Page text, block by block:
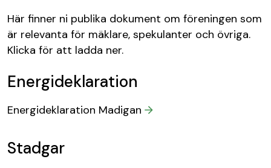
Här finner ni publika dokument om föreningen som
är relevanta för mäklare, spekulanter och övriga.
Klicka för att ladda ner.
Energideklaration
Energideklaration Madigan
Stadgar